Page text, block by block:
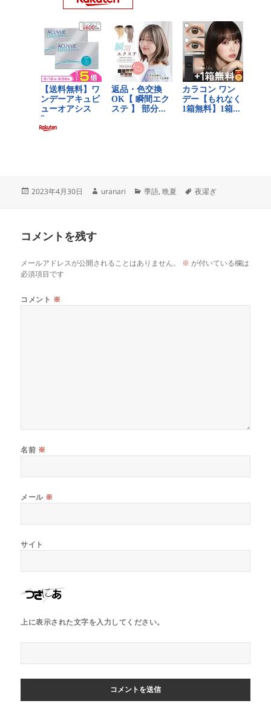
投
2023年4月30日
作
uranari
カ
季語,晩夏
タ
夜濯ぎ
コメントを残す
メールアドレスが公開されることはありません。 ※ が付いている欄は
必須項目です
コメント ※
名前 ※
メール ※
サイト
上に表示された文字を入力してください。